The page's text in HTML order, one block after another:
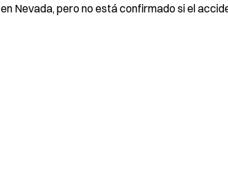
Nevada, pero no está confirmado si el